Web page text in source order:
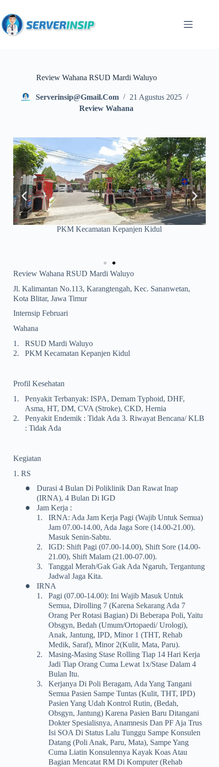
Review Wahana RSUD Mardi Waluyo
Serverinsip@gmail.com
21 Agustus 2025
Review Wahana
PKM Kecamatan Kepanjen Kidul
Review Wahana RSUD Mardi Waluyo
Jl. Kalimantan No.113, Karangtengah, Kec. Sananwetan,
Kota Blitar, Jawa Timur
Internsip Februari
Wahana
1.
RSUD Mardi Waluyo
2.
PKM Kecamatan Kepanjen Kidul
Profil Kesehatan
1.
Penyakit Terbanyak: ISPA, Demam Typhoid, DHF,
Asma, HT, DM, CVA (stroke), CKD, Hernia
2.
Penyakit Endemik : Tidak Ada 3. Riwayat Bencana/ KLB
: Tidak Ada
Kegiatan
1. RS
•
Durasi 4 Bulan Di Poliklinik Dan Rawat Inap
(IRNA), 4 Bulan Di IGD
•
Jam Kerja :
1.
IRNA: Ada Jam Kerja Pagi (wajib Untuk Semua)
Jam 07.00-14.00, Ada Jaga Sore (14.00-21.00).
Masuk Senin-Sabtu.
2.
IGD: Shift Pagi (07.00-14.00), Shift Sore (14.00-
21.00), Shift Malam (21.00-07.00).
3.
Tanggal Merah/gak Gak Ada Ngaruh, Tergantung
Jadwal Jaga Kita.
•
IRNA
1.
Pagi (07.00-14.00): Ini Wajib Masuk Untuk
Semua, Dirolling 7 (karena Sekarang Ada 7
Orang Per Rotasi Bagian) Di Beberapa Poli, Yaitu
Obsgyn, Bedah (umum/ortopaedi/ Urologi),
Anak, Jantung, IPD, Minor 1 (THT, Rehab
Medik, Saraf), Minor 2(kulit, Mata, Paru).
2.
Masing-Masing Stase Rolling Tiap 14 Hari Kerja
Jadi Tiap Orang Cuma Lewat 1x/stase Dalam 4
Bulan Itu.
3.
Kerjanya Di Poli Beragam, Ada Yang Tangani
Semua Pasien Sampe Tuntas (kulit, THT, IPD)
Pasien Yang Udah Kontrol Rutin, (bedah,
Obsgyn, Jantung) Karena Pasien Baru Ditangani
Dokter Spesialisnya, Anamnesis Dan PF Aja Trus
Isi SOA Di Status Lalu Tunggu Sampe Konsulen
Datang (poli Anak, Paru, Mata), Sampe Yang
Cuma Liatin Konsulennya Kayak Koas Atau
Bagian Mencatat RM Di Komputer (rehab